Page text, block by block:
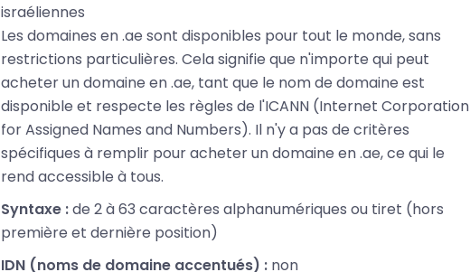
israéliennes
Les domaines en .ae sont disponibles pour tout le monde, sans
restrictions particulières. Cela signifie que n'importe qui peut
acheter un domaine en .ae, tant que le nom de domaine est
disponible et respecte les règles de l'ICANN (Internet Corporation
for Assigned Names and Numbers). Il n'y a pas de critères
spécifiques à remplir pour acheter un domaine en .ae, ce qui le
rend accessible à tous.
Syntaxe :de 2 à 63 caractères alphanumériques ou tiret (hors
première et dernière position)
IDN (noms de domaine accentués) : non